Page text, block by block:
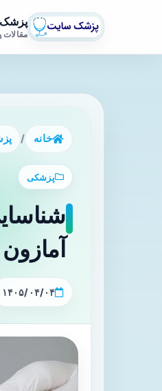
خانه /
پزشکی
۱۴۰۵/۰۴/۰۴